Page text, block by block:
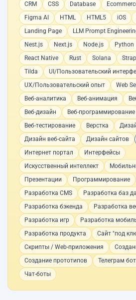
CRM
CSS Database
Figma AI
HTML HTML5 iOS
Landing Page
LLM Prompt
Nest.js
Next.js Node.js Python
React Native
Rust Solana
Tilda
UI/Пользовательский
UX/Пользовательский опыт
Web
Веб-аналитика
Веб-анимация
Веб-дизайн
Веб-программирование
Веб-тестирование
Верстка
Дизайн веб-сайта
Дизайн сайтов
Интернет портал
Интерфейсы
Искусственный интеллект
Презентации
Программирование
Разработка CMS
Разработка баз
Разработка бэкенда
Разработка
Разработка игр
Разработка
Разработка продукта
Сайт "под
Скрипты / Web-приложения
Создание прототипов
Телеграм
Чат-боты